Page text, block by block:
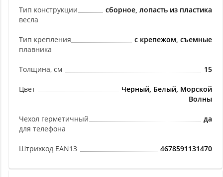
Тип конструкции
весла
сборное, лопасть из пластика
Тип крепления
плавника
с крепежом, съемные
Толщина, см 15
Цвет
Черный, Белый, Морской
Волны
Чехол герметичный
для телефона
да
Штрихкод EAN13 4678591131470